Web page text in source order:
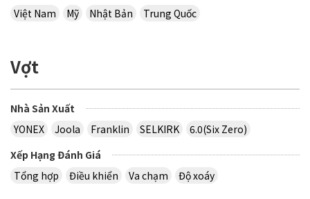
Việt Nam
Mỹ Nhật Bản Trung Quốc
Vợt
Nhà Sản Xuất
YONEX
Joola Franklin SELKIRK
6.0(Six Zero)
Xếp Hạng Đánh Giá
Tổng hợp
Điều khiển Va chạm Độ xoáy